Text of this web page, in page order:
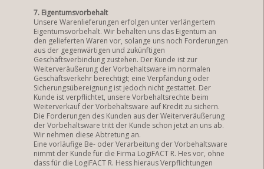
7. Eigentumsvorbehalt
Unsere Warenlieferungen erfolgen unter verlängertem
Eigentumsvorbehalt. Wir behalten uns das Eigentum an
den gelieferten Waren vor, solange uns noch Forderungen
aus der gegenwärtigen und zukünftigen
Geschäftsverbindung zustehen. Der Kunde ist zur
Weiterveräußerung der Vorbehaltsware im normalen
Geschäftsverkehr berechtigt; eine Verpfändung oder
Sicherungsübereignung ist jedoch nicht gestattet. Der
Kunde ist verpflichtet, unsere Vorbehaltsrechte beim
Weiterverkauf der Vorbehaltsware auf Kredit zu sichern.
Die Forderungen des Kunden aus der Weiterveräußerung
der Vorbehaltsware tritt der Kunde schon jetzt an uns ab.
Wir nehmen diese Abtretung an.
Eine vorläufige Be- oder Verarbeitung der Vorbehaltsware
nimmt der Kunde für die Firma LogiFACT R. Hes vor, ohne
dass für die LogiFACT R. Hess hieraus Verpflichtungen